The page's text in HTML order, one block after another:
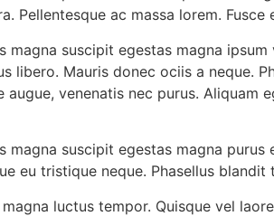
Pellentesque ac massa lorem. Fusce
magna suscipit egestas magna
libero. Mauris donec ociis a neque.
augue, venenatis nec purus.
suscipit egestas magna
eu tristique neque. Phasellus blandit
luctus tempor. Quisque vel